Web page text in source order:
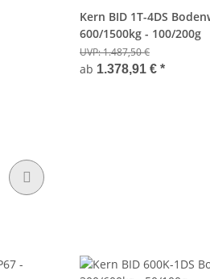
Kern BID 1T-4DS
600/1500kg - 100/200g
UVP:1.487,50 €
ab 1.378,91 € *